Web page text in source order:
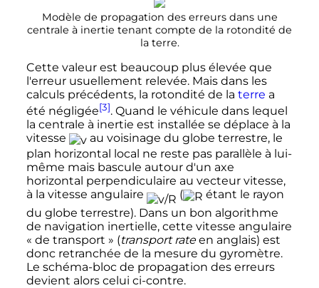
Modèle de propagation des erreurs dans une
centrale à inertie tenant compte de la rotondité de
la terre.
Cette valeur est beaucoup plus élevée que
l'erreur usuellement relevée. Mais dans les
calculs précédents, la rotondité de la terre a
été négligée[3]. Quand le véhicule dans lequel
la centrale à inertie est installée se déplace à la
vitesse
au voisinage du globe terrestre, le
plan horizontal local ne reste pas parallèle à lui-
même mais bascule autour d'un axe
horizontal perpendiculaire au vecteur vitesse,
à la vitesse angulaire
(
étant le rayon
du globe terrestre). Dans un bon algorithme
de navigation inertielle, cette vitesse angulaire
« de transport » (transport rateen anglais) est
donc retranchée de la mesure du gyromètre.
Le schéma-bloc de propagation des erreurs
devient alors celui ci-contre.